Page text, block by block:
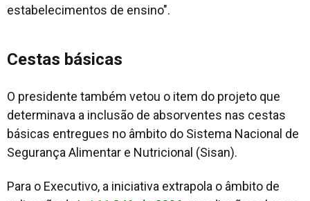
estabelecimentos de ensino".
Cestas básicas
O presidente também vetou o item do projeto que
determinava a inclusão de absorventes nas cestas
básicas entregues no âmbito do Sistema Nacional de
Segurança Alimentar e Nutricional (Sisan).
Para o Executivo, a iniciativa extrapola o âmbito de